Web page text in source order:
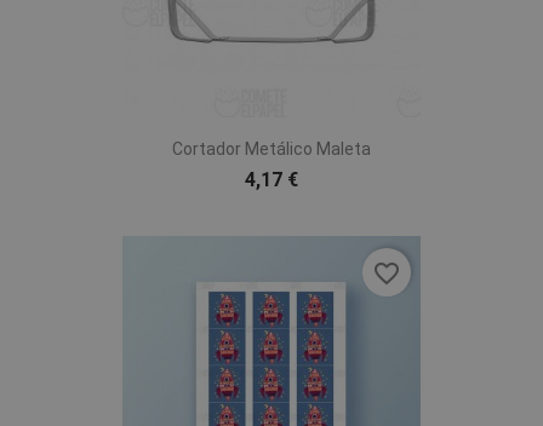
Cortador Metálico Maleta
4,17 €
favorite_border